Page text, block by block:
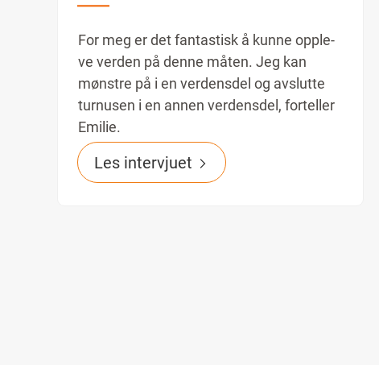
For meg er det fan­tas­tisk å kun­ne opp­le­
ve ver­den på den­ne må­ten. Jeg kan
mønst­re på i en ver­dens­del og av­slut­te
tur­nu­sen i en an­nen ver­dens­del, forteller
Emilie.
Les intervjuet